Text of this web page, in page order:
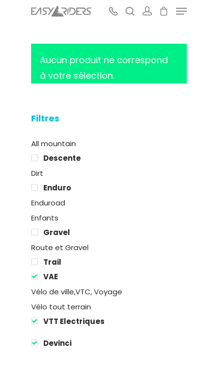
Hit enter to search or ESC to close
Filtres
All mountain
Descente
Dirt
Enduro
Enduroad
Enfants
Gravel
Route et Gravel
Trail
VAE
Vélo de ville,VTC, Voyage
Vélo tout terrain
VTT Electriques
Devinci
Aucun produit ne correspond
à votre sélection.